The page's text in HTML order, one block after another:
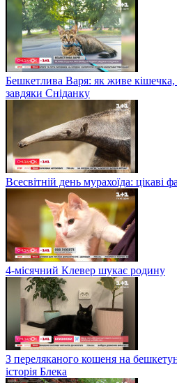
Бешкетлива Варя: як живе
завдяки Сніданку
Всесвітній день мурахоїда: цікаві
4-місячний Клевер шукає родину
З переляканого кошеня на
історія Блека